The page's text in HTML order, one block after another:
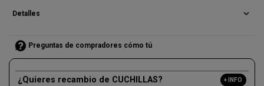
Detalles expand_more
Preguntas de compradores cómo tú
¿Quieres recambio de CUCHILLAS? + INFO